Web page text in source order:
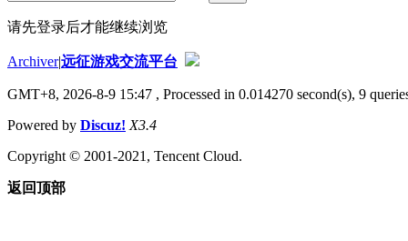
请先登录后才能继续浏览
Archiver|远征游戏交流平台
GMT+8, 2026-8-9 15:47 , Processed in 0.014270 second(s), 9
Powered by Discuz! X3.4
Copyright © 2001-2021, Tencent Cloud.
返回顶部